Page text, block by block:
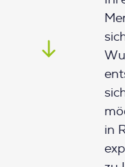
in